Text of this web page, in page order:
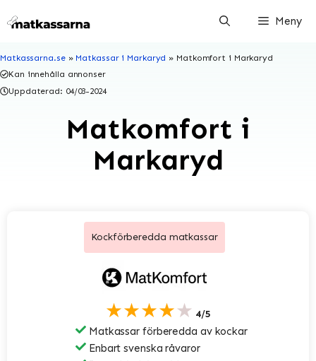
till
Meny
Matkassarna.se» Matkassar i Markaryd » Matkomfort i Markaryd
Kan innehålla annonser
Uppdaterad: 04/03-2024
Matkomfort i
Markaryd
Kockförberedda matkassar
★★★★★ 4/5
Matkassar förberedda av kockar
Enbart svenska råvaror